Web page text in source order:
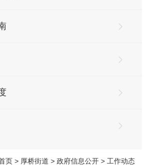
页 > 厚桥街道 > 政府信息公开 > 工作动态